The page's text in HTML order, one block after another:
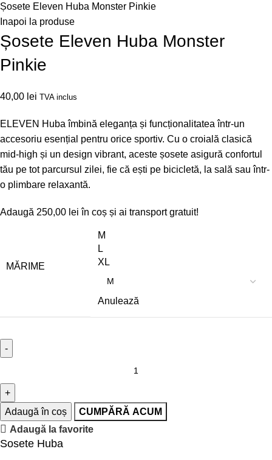
Șosete Eleven Huba Monster Pinkie
Inapoi la produse
Șosete Eleven Huba Monster
Pinkie
40,00 lei TVA inclus
ELEVEN Huba îmbină eleganța și funcționalitatea într-un
accesoriu esențial pentru orice sportiv. Cu o croială clasică
mid-high și un design vibrant, aceste șosete asigură confortul
tău pe tot parcursul zilei, fie că ești pe bicicletă, la sală sau într-
o plimbare relaxantă.
Adaugă 250,00 lei în coș și ai transport gratuit!
MĂRIME
M
L
XL
Anulează
Adaugă în coș
CUMPĂRĂ ACUM
Adaugă la favorite
Sosete Huba